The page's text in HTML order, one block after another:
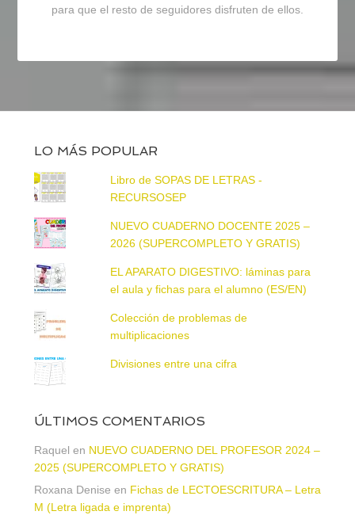
para que el resto de seguidores disfruten de ellos.
LO MÁS POPULAR
Libro de SOPAS DE LETRAS -
RECURSOSEP
NUEVO CUADERNO DOCENTE 2025 –
2026 (SUPERCOMPLETO Y GRATIS)
EL APARATO DIGESTIVO: láminas para
el aula y fichas para el alumno (ES/EN)
Colección de problemas de
multiplicaciones
Divisiones entre una cifra
ÚLTIMOS COMENTARIOS
Raquel en NUEVO CUADERNO DEL PROFESOR 2024 –
2025 (SUPERCOMPLETO Y GRATIS)
Roxana Denise en Fichas de LECTOESCRITURA – Letra
M (Letra ligada e imprenta)